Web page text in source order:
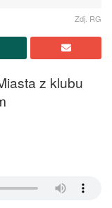
Zdj. RG
z klubu